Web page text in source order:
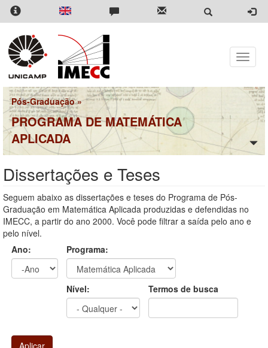
Pular
para
conteúdo
principal
Toggle
Pós-Graduação»
PROGRAMA DE MATEMÁTICA
APLICADA
Dissertações e Teses
Seguem abaixo as dissertações e teses do Programa de Pós-
Graduação em Matemática Aplicada produzidas e defendidas no
IMECC, a partir do ano 2000. Você pode filtrar a saída pelo ano e
pelo nível.
Ano:
Programa:
Nível: Termos de busca